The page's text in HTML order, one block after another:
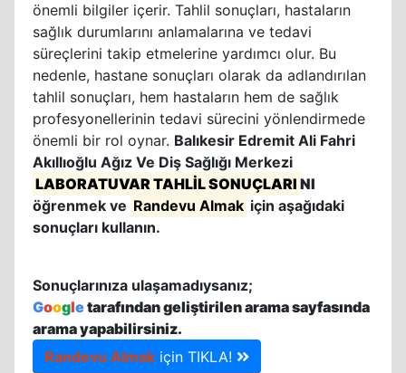
önemli bilgiler içerir. Tahlil sonuçları, hastaların
sağlık durumlarını anlamalarına ve tedavi
süreçlerini takip etmelerine yardımcı olur. Bu
nedenle, hastane sonuçları olarak da adlandırılan
tahlil sonuçları, hem hastaların hem de sağlık
profesyonellerinin tedavi sürecini yönlendirmede
önemli bir rol oynar. Balıkesir Edremit Ali Fahri
Akıllıoğlu Ağız Ve Diş Sağlığı Merkezi
LABORATUVAR TAHLİL SONUÇLARI NI
öğrenmek ve Randevu Almak için aşağıdaki
sonuçları kullanın.
Sonuçlarınıza ulaşamadıysanız;
Googletarafından geliştirilen arama sayfasında
arama yapabilirsiniz.
Randevu Almak için TIKLA!